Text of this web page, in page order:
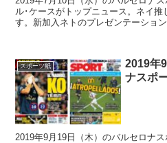
ル･ケースがトップニュース。ネイ推
す。新加入ネトのプレゼンテーション
スポーツ紙
2019年
ナスポ
2019年9月19日（木）のバルセロナ